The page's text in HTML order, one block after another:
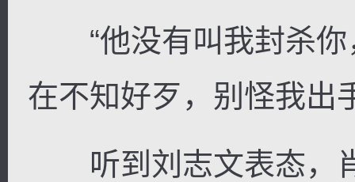
“他没有叫我封杀你
在不知好歹，别怪我出
听到刘志文表态，